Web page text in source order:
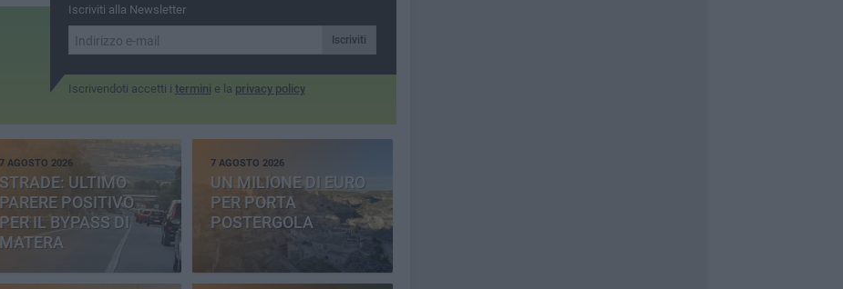
Iscriviti alla Newsletter
Iscriviti
Iscrivendoti accetti i termini e la privacy policy
7 AGOSTO 2026
STRADE: ULTIMO
PARERE POSITIVO
PER IL BYPASS DI
MATERA
7 AGOSTO 2026
UN MILIONE DI EURO
PER PORTA
POSTERGOLA